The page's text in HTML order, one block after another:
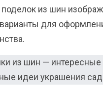
из шин
для